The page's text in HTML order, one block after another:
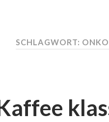
SCHLAGWORT: